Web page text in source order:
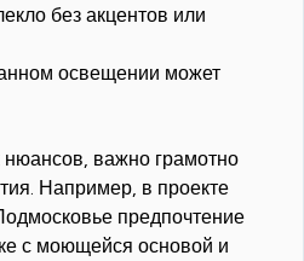
без акцентов или
освещении может
нюансов, важно грамотно
Например, в проекте
предпочтение
с моющейся основой и